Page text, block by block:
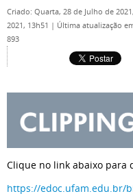
Criado: Quarta, 28 de Julho de
2021, 13h51 | Última atualização
893
Clique no link abaixo para
https://edoc.ufam.edu.br/